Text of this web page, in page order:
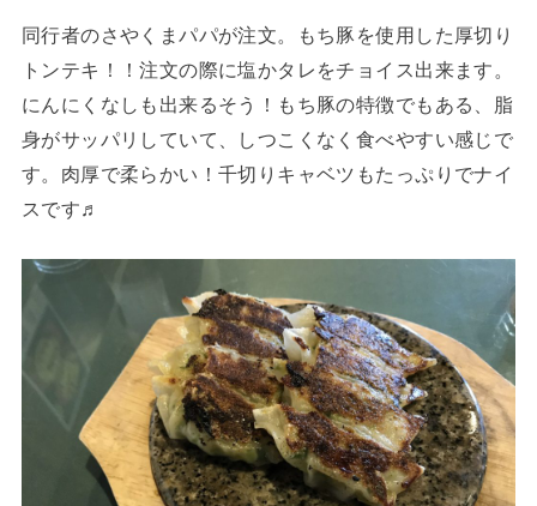
同行者のさやくまパパが注文。もち豚を使用した厚切り
トンテキ！！注文の際に塩かタレをチョイス出来ます。
にんにくなしも出来るそう！もち豚の特徴でもある、脂
身がサッパリしていて、しつこくなく食べやすい感じで
す。肉厚で柔らかい！千切りキャベツもたっぷりでナイ
スです♬